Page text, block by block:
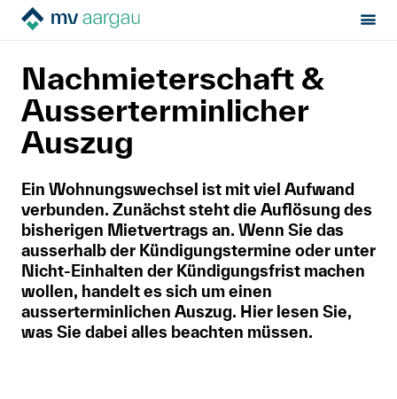
Mietrecht
Hilfe von Fachleuten
Politik & Positionen
Mitglied werden
Nachmieterschaft & Ausserterminlicher Auszug
Nachmieterschaft &
Ausserterminlicher
Auszug
Ein Wohnungswechsel ist mit viel Aufwand
verbunden. Zunächst steht die Auflösung des
bisherigen Mietvertrags an. Wenn Sie das
ausserhalb der Kündigungstermine oder unter
Nicht-Einhalten der Kündigungsfrist machen
wollen, handelt es sich um einen
ausserterminlichen Auszug. Hier lesen Sie,
was Sie dabei alles beachten müssen.